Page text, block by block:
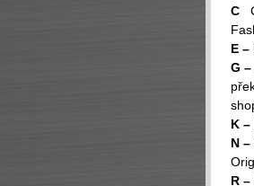
C
E –
G
K –
N –
R –